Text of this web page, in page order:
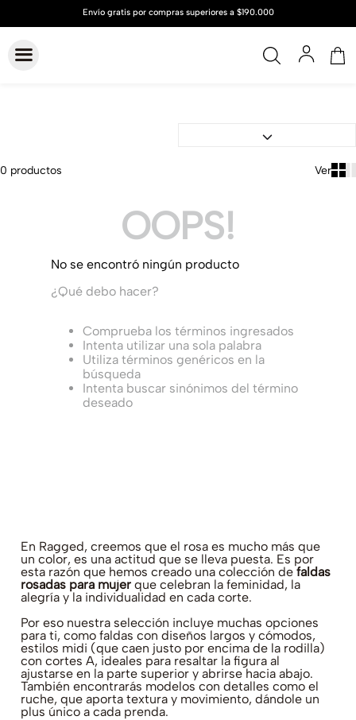
0 productos
OOPS!
No se encontró ningún producto
¿Qué debo hacer?
Comprueba los términos ingresados
Intenta utilizar una sola palabra
Utiliza términos genéricos en la
búsqueda
Intenta buscar sinónimos del término
deseado
En Ragged, creemos que el rosa es mucho más que
un color, es una actitud que se lleva puesta. Es por
esta razón que hemos creado una colección defaldas
rosadas para mujer que celebran la feminidad, la
alegría y la individualidad en cada corte.
Por eso nuestra selección incluye muchas opciones
para ti, como faldas con diseños largos y cómodos,
estilos midi (que caen justo por encima de la rodilla)
con cortes A, ideales para resaltar la figura al
ajustarse en la parte superior y abrirse hacia abajo.
También encontrarás modelos con detalles como el
ruche, que aporta textura y movimiento, dándole un
plus único a cada prenda.